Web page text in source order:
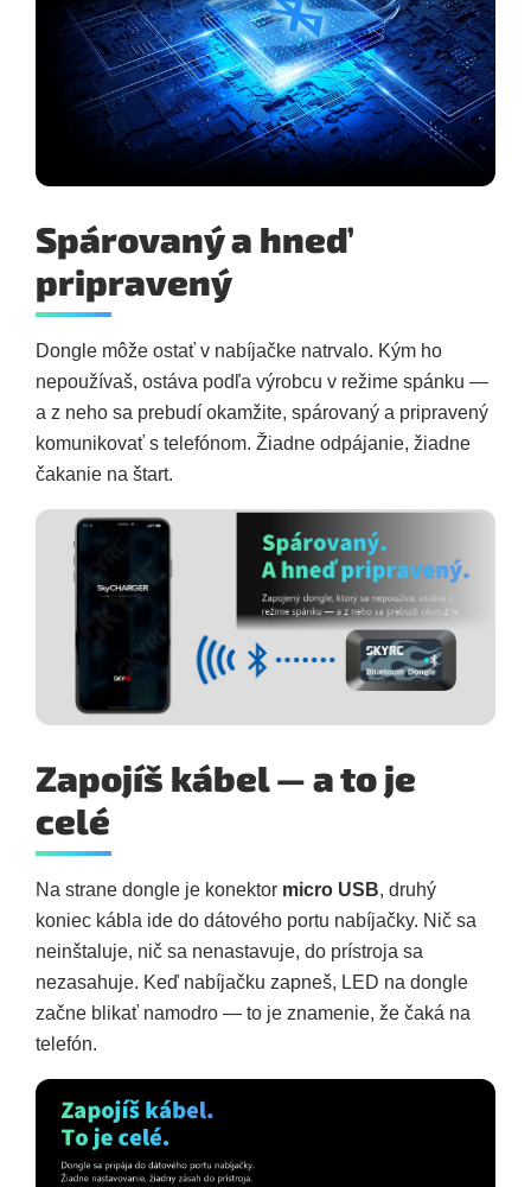
Spárovaný a hneď
pripravený
Dongle môže ostať v nabíjačke natrvalo. Kým ho
nepoužívaš, ostáva podľa výrobcu v režime spánku —
a z neho sa prebudí okamžite, spárovaný a pripravený
komunikovať s telefónom. Žiadne odpájanie, žiadne
čakanie na štart.
Zapojíš kábel — a to je
celé
Na strane dongle je konektor micro USB, druhý
koniec kábla ide do dátového portu nabíjačky. Nič sa
neinštaluje, nič sa nenastavuje, do prístroja sa
nezasahuje. Keď nabíjačku zapneš, LED na dongle
začne blikať namodro — to je znamenie, že čaká na
telefón.